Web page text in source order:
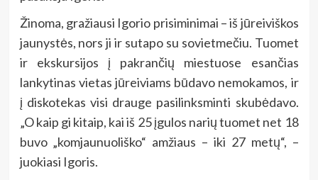
Žinoma, gražiausi Igorio prisiminimai – iš jūreiviškos
jaunystės, nors ji ir sutapo su sovietmečiu. Tuomet
ir ekskursijos į pakrančių miestuose esančias
lankytinas vietas jūreiviams būdavo nemokamos, ir
į diskotekas visi drauge pasilinksminti skubėdavo.
„O kaip gi kitaip, kai iš 25 įgulos narių tuomet net 18
buvo „komjaunuoliško“ amžiaus – iki 27 metų“, –
juokiasi Igoris.